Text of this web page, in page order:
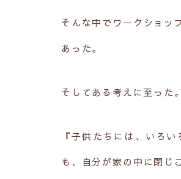
そんな中でワークショッ
あった。
そしてある考えに至った。
『子供たちには、いろ
も、自分が家の中に閉じ